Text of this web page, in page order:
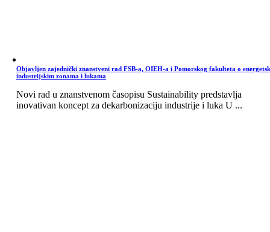
Objavljen zajednički znanstveni rad FSB-a, OIEH-a i Pomorskog fakulteta o
industrijskim zonama i lukama
Novi rad u znanstvenom časopisu Sustainability predstavlja
inovativan koncept za dekarbonizaciju industrije i luka U ...